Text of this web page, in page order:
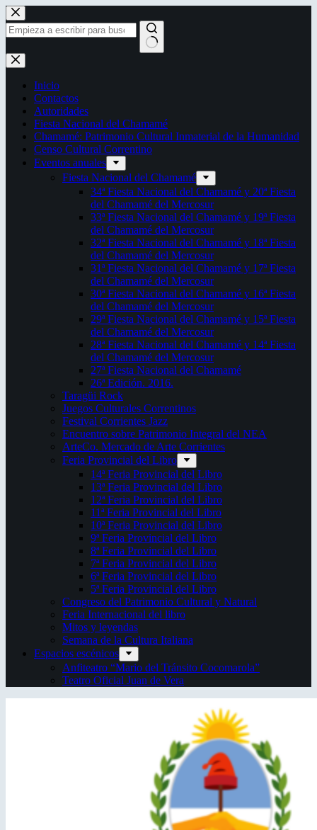
Saltar
al
contenido
Sin
resultados
Inicio
Contactos
Autoridades
Fiesta Nacional del Chamamé
Chamamé: Patrimonio Cultural Inmaterial de la Humanidad
Censo Cultural Correntino
Eventos anuales
Fiesta Nacional del Chamamé
34ª Fiesta Nacional del Chamamé y 20ª Fiesta
del Chamamé del Mercosur
33ª Fiesta Nacional del Chamamé y 19ª Fiesta
del Chamamé del Mercosur
32ª Fiesta Nacional del Chamamé y 18ª Fiesta
del Chamamé del Mercosur
31ª Fiesta Nacional del Chamamé y 17ª Fiesta
del Chamamé del Mercosur
30ª Fiesta Nacional del Chamamé y 16ª Fiesta
del Chamamé del Mercosur
29ª Fiesta Nacional del Chamamé y 15ª Fiesta
del Chamamé del Mercosur
28ª Fiesta Nacional del Chamamé y 14ª Fiesta
del Chamamé del Mercosur
27ª Fiesta Nacional del Chamamé
26ª Edición. 2016.
Taragüi Rock
Juegos Culturales Correntinos
Festival Corrientes Jazz
Encuentro sobre Patrimonio Integral del NEA
ArteCo. Mercado de Arte Corrientes
Feria Provincial del Libro
14ª Feria Provincial del Libro
13ª Feria Provincial del Libro
12ª Feria Provincial del Libro
11ª Feria Provincial del Libro
10ª Feria Provincial del Libro
9ª Feria Provincial del Libro
8ª Feria Provincial del Libro
7ª Feria Provincial del Libro
6ª Feria Provincial del Libro
5ª Feria Provincial del Libro
Congreso del Patrimonio Cultural y Natural
Feria Internacional del libro
Mitos y leyendas
Semana de la Cultura Italiana
Espacios escénicos
Anfiteatro “Mario del Tránsito Cocomarola”
Teatro Oficial Juan de Vera